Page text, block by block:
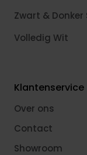
Zwart & Donker
Volledig Wit
Klantenservice
Over ons
Contact
Showroom